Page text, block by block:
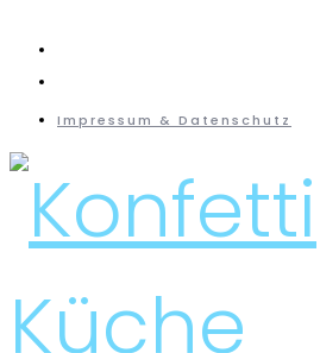
Impressum & Datenschutz